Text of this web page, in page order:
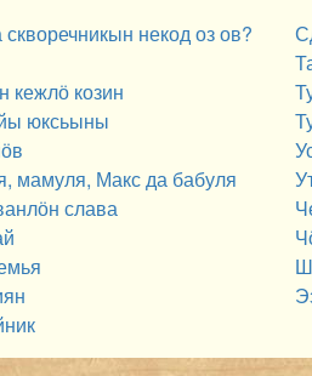
некод оз ов?
кежлӧ козин
юксьыны
мамуля, Макс да бабуля
слава